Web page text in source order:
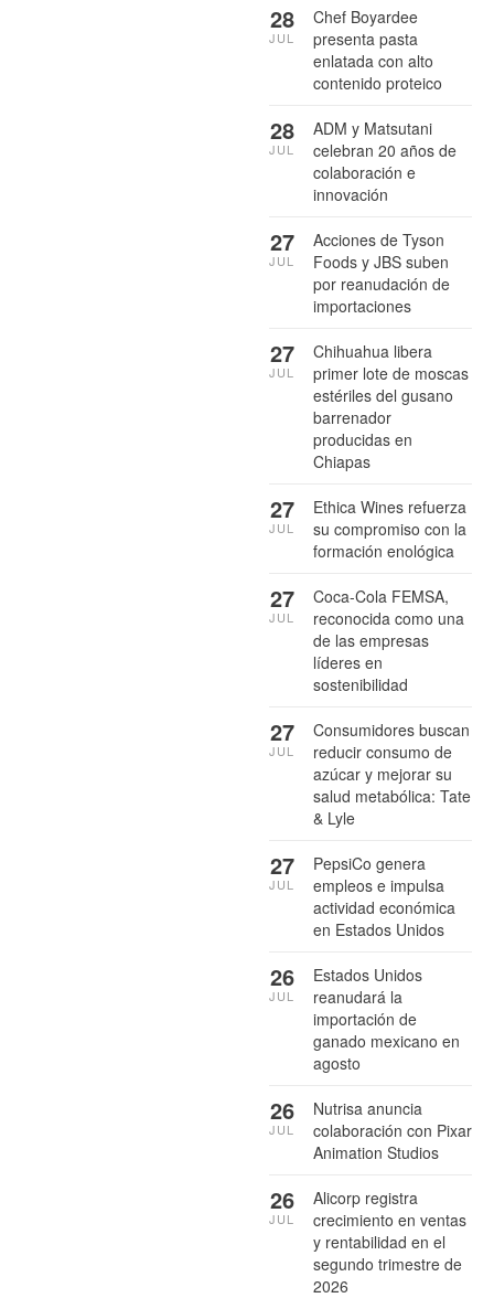
Chef Boyardee
presenta pasta
enlatada con alto
contenido proteico
28
JUL
ADM y Matsutani
celebran 20 años de
colaboración e
innovación
28
JUL
Acciones de Tyson
Foods y JBS suben
por reanudación de
importaciones
27
JUL
Chihuahua libera
primer lote de moscas
estériles del gusano
barrenador
producidas en
Chiapas
27
JUL
Ethica Wines refuerza
su compromiso con la
formación enológica
27
JUL
Coca-Cola FEMSA,
reconocida como una
de las empresas
líderes en
sostenibilidad
27
JUL
Consumidores buscan
reducir consumo de
azúcar y mejorar su
salud metabólica: Tate
& Lyle
27
JUL
PepsiCo genera
empleos e impulsa
actividad económica
en Estados Unidos
27
JUL
Estados Unidos
reanudará la
importación de
ganado mexicano en
agosto
26
JUL
Nutrisa anuncia
colaboración con Pixar
Animation Studios
26
JUL
Alicorp registra
crecimiento en ventas
y rentabilidad en el
segundo trimestre de
2026
26
JUL